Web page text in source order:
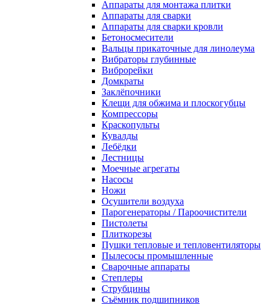
Аппараты для монтажа плитки
Аппараты для сварки
Аппараты для сварки кровли
Бетоносмесители
Вальцы прикаточные для линолеума
Вибраторы глубинные
Виброрейки
Домкраты
Заклёпочники
Клещи для обжима и плоскогубцы
Компрессоры
Краскопульты
Кувалды
Лебёдки
Лестницы
Моечные агрегаты
Насосы
Ножи
Осушители воздуха
Парогенераторы / Пароочистители
Пистолеты
Плиткорезы
Пушки тепловые и тепловентиляторы
Пылесосы промышленные
Сварочные аппараты
Степлеры
Струбцины
Съёмник подшипников